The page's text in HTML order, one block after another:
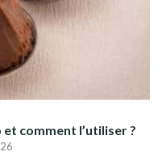
et comment l’utiliser ?